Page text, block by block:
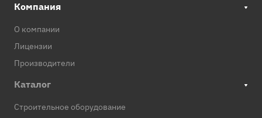
Компания
О компании
Лицензии
Производители
Каталог
Строительное оборудование